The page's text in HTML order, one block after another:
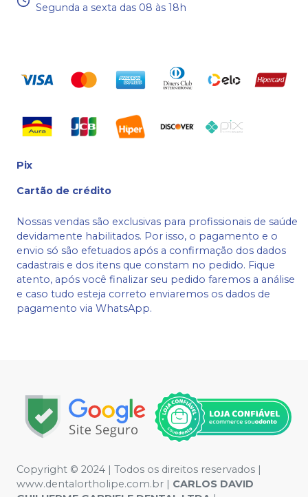
Segunda a sexta das 08 às 18h
Pix
Cartão de crédito
Nossas vendas são exclusivas para profissionais de saúde
devidamente habilitados. Por isso, o pagamento e o
envio só são efetuados após a confirmação dos dados
cadastrais e dos itens que constam no pedido. Fique
atento, após você finalizar seu pedido faremos a análise
e caso tudo esteja correto enviaremos os dados de
pagamento via WhatsApp.
Copyright © 2024 | Todos os direitos reservados |
www.dentalortholipe.com.br | CARLOS DAVID